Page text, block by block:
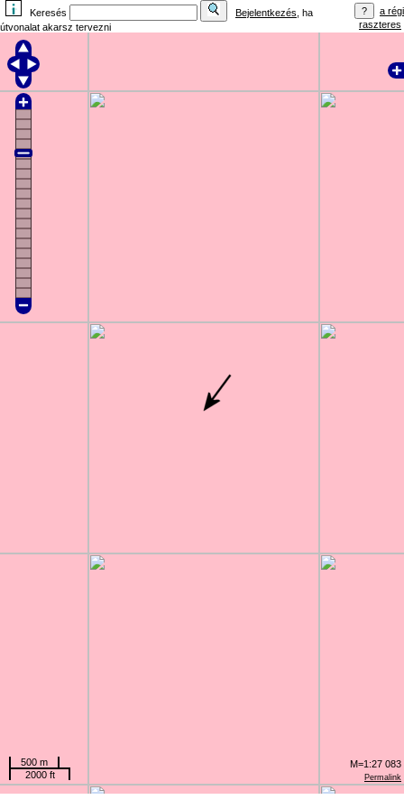
Keresés Bejelentkezés , ha
útvonalat akarsz tervezni
a régi
raszteres
Permalink
500 m
2000 ft
M=1:27 083